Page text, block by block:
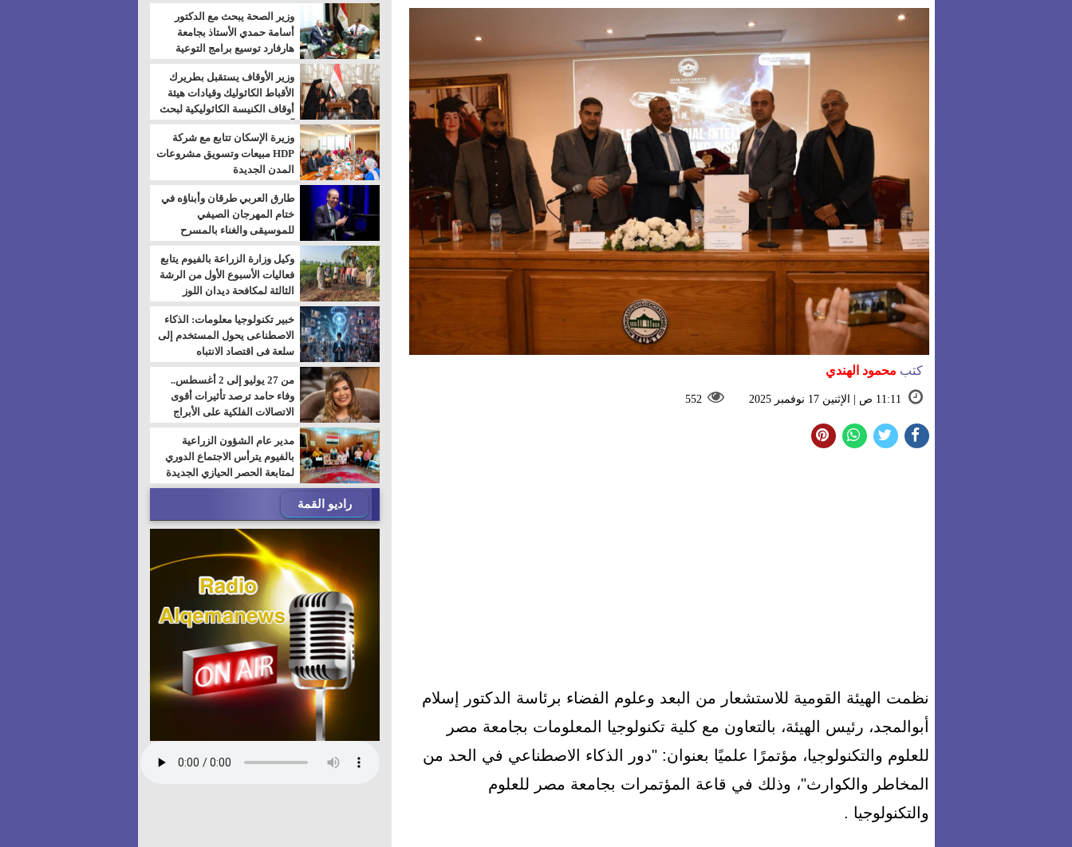
كتب محمود الهندي
11:11 ص | الإثنين 17 نوفمبر 2025 552
نظمت الهيئة القومية للاستشعار من البعد وعلوم الفضاء برئاسة الدكتور إسلام
أبوالمجد، رئيس الهيئة، بالتعاون مع كلية تكنولوجيا المعلومات بجامعة مصر
للعلوم والتكنولوجيا، مؤتمرًا علميًا بعنوان: "دور الذكاء الاصطناعي في الحد من
المخاطر والكوارث"، وذلك في قاعة المؤتمرات بجامعة مصر للعلوم
والتكنولوجيا .
بالسويس
وزير الصحة يبحث مع الدكتور
أسامة حمدي الأستاذ بجامعة
هارفارد توسيع برامج التوعية
بمرض السكري
وزير الأوقاف يستقبل بطريرك
الأقباط الكاثوليك وقيادات هيئة
أوقاف الكنيسة الكاثوليكية لبحث
آفاق التعاون المشترك
وزيرة الإسكان تتابع مع شركة
HDP مبيعات وتسويق مشروعات
المدن الجديدة
طارق العربي طرقان وأبناؤه في
ختام المهرجان الصيفي
للموسيقى والغناء بالمسرح
المكشوف
وكيل وزارة الزراعة بالفيوم يتابع
فعاليات الأسبوع الأول من الرشة
الثالثة لمكافحة ديدان اللوز
للقطن
خبير تكنولوجيا معلومات: الذكاء
الاصطناعى يحول المستخدم إلى
سلعة فى اقتصاد الانتباه
من 27 يوليو إلى 2 أغسطس..
وفاء حامد ترصد تأثيرات أقوى
الاتصالات الفلكية على الأبراج
مدير عام الشؤون الزراعية
بالفيوم يترأس الاجتماع الدوري
لمتابعة الحصر الحيازي الجديدة
راديو القمة